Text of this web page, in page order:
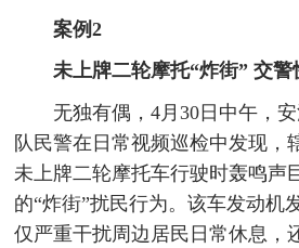
案例2
未上牌二轮摩托“炸街” 交
无独有偶，4月30日中午，
队民警在日常视频巡检中发现，
未上牌二轮摩托车行驶时轰鸣声
的“炸街”扰民行为。该车发动机
仅严重干扰周边居民日常休息，